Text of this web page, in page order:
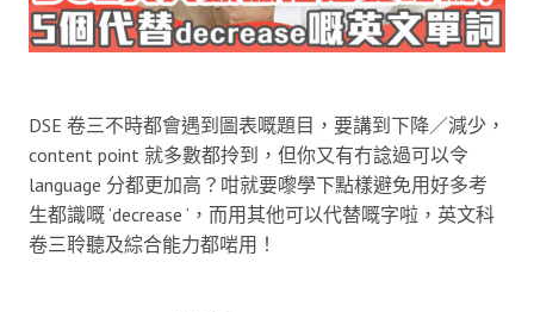
DSE 卷三不時都會遇到圖表嘅題目，要講到下降／減少，
content point 就多數都拎到，但你又有冇諗過可以令
language 分都更加高？咁就要嚟學下點樣避免用好多考
生都識嘅 ‘decrease ‘，而用其他可以代替嘅字啦，英文科
卷三聆聽及綜合能力都啱用！